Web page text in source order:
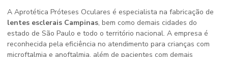
A Aprotética Próteses Oculares é especialista na fabricação de
lentes esclerais Campinas, bem como demais cidades do
estado de São Paulo e todo o território nacional. A empresa é
reconhecida pela eficiência no atendimento para crianças com
microftalmia e anoftalmia, além de pacientes com demais